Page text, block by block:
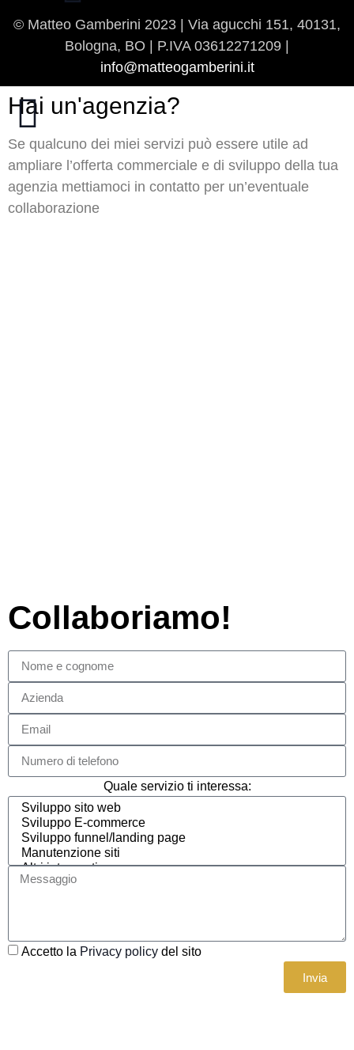
© Matteo Gamberini 2023 | Via agucchi 151, 40131,
Bologna, BO | P.IVA 03612271209 |
info@matteogamberini.it
Hai un'agenzia?
Se qualcuno dei miei servizi può essere utile ad
ampliare l’offerta commerciale e di sviluppo della tua
agenzia mettiamoci in contatto per un’eventuale
collaborazione
Collaboriamo!
Quale servizio ti interessa:
Accetto la Privacy policy del sito
Invia